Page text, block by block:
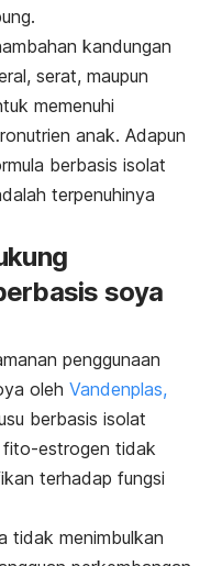
kandungan
serat, maupun
memenuhi
anak. Adapun
berbasis isolat
terpenuhinya
soya
penggunaan
oleh Vandenplas,
berbasis isolat
estrogen tidak
terhadap fungsi
tidak menimbulkan